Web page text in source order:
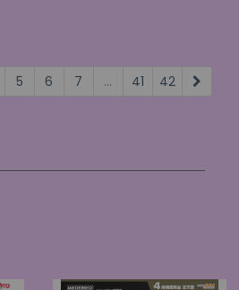
5 6 7 ... 41 42